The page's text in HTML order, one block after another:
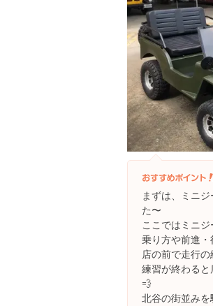
まずは、ミニ
た〜
ここではミニ
乗り方や前進
店の前で走行の
練習が終わる
💨
北谷の街並み